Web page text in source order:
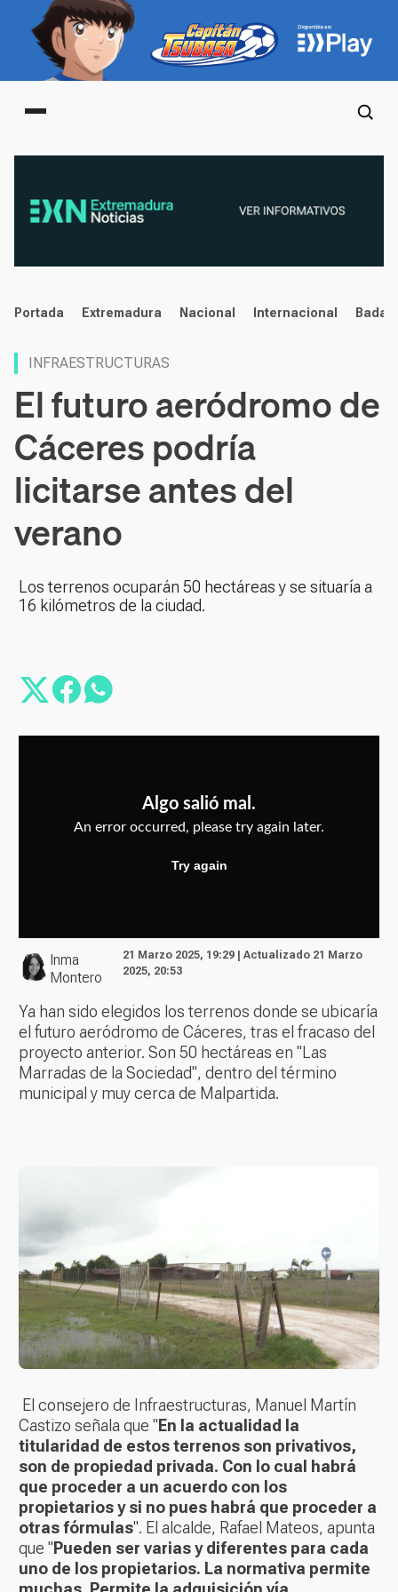
Main menu
noticias
Portada Extremadura Nacional Internacional
INFRAESTRUCTURAS
El futuro aeródromo de
Cáceres podría
licitarse antes del
verano
Los terrenos ocuparán 50 hectáreas y se situaría a
16 kilómetros de la ciudad.
Inma
Montero
21 Marzo 2025, 19:29 | Actualizado 21 Marzo
2025, 20:53
Ya han sido elegidos los terrenos donde se ubicaría
el futuro aeródromo de Cáceres, tras el fracaso del
proyecto anterior. Son 50 hectáreas en "Las
Marradas de la Sociedad", dentro del término
municipal y muy cerca de Malpartida.
El consejero de Infraestructuras, Manuel Martín
Castizo señala que "En la actualidad la
titularidad de estos terrenos son privativos,
son de propiedad privada. Con lo cual habrá
que proceder a un acuerdo con los
propietarios y si no pues habrá que proceder a
otras fórmulas". El alcalde, Rafael Mateos, apunta
que "Pueden ser varias y diferentes para cada
uno de los propietarios. La normativa permite